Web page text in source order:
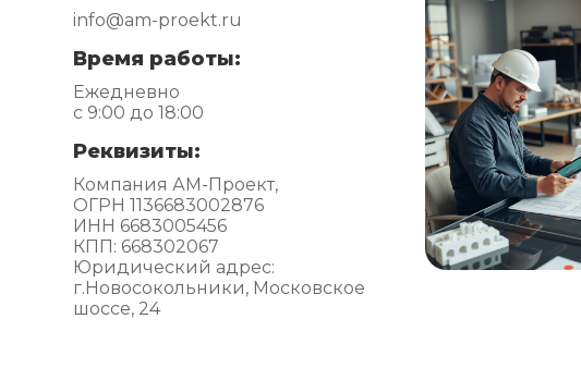
info@am-proekt.ru
Время работы:
Ежедневно
с 9:00 до 18:00
Реквизиты:
Компания АМ-Проект,
ОГРН 1136683002876
ИНН 6683005456
КПП: 668302067
Юридический адрес:
г.Новосокольники, Московское
шоссе, 24